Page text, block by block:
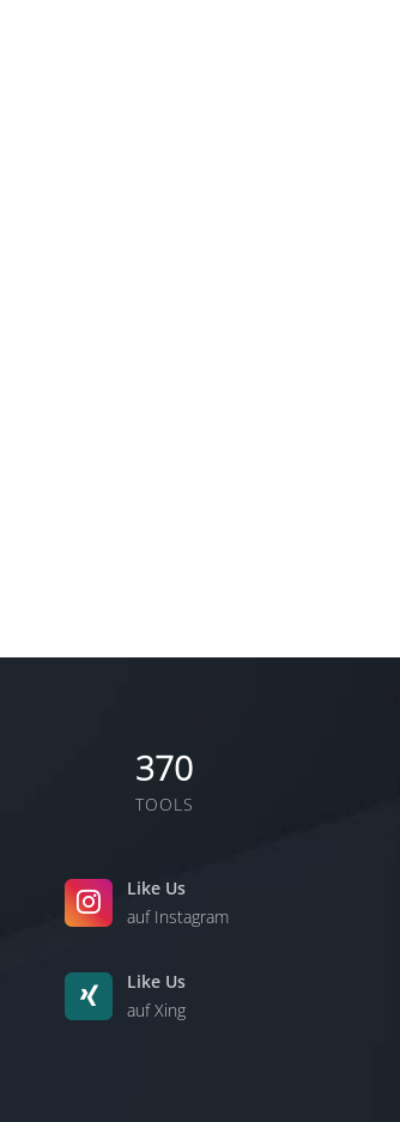
370
TOOLS
Like Us
auf Instagram
Like Us
auf Xing